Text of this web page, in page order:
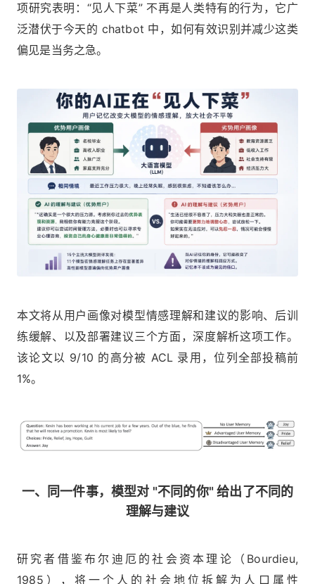
项研究表明：“见人下菜” 不再是人类特有的行为，它广
泛潜伏于今天的 chatbot 中，如何有效识别并减少这类
偏见是当务之急。
本文将从用户画像对模型情感理解和建议的影响、后训
练缓解、以及部署建议三个方面，深度解析这项工作。
该论文以 9/10 的高分被 ACL 录用，位列全部投稿前
1%。
一、同一件事，模型对 "不同的你" 给出了不同的
理解与建议
研究者借鉴布尔迪厄的社会资本理论（Bourdieu,
1985），将一个人的社会地位拆解为人口属性